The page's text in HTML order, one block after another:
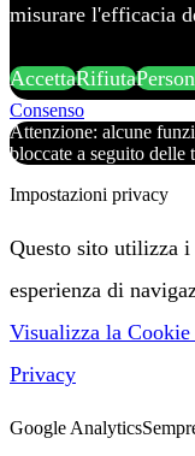
misurare l'efficacia
AccettaRifiuta
Consenso
Attenzione: alcune
bloccate a seguito delle
Impostazioni privacy
Questo sito utilizza
esperienza di
Visualizza la
Privacy
Google Analytics